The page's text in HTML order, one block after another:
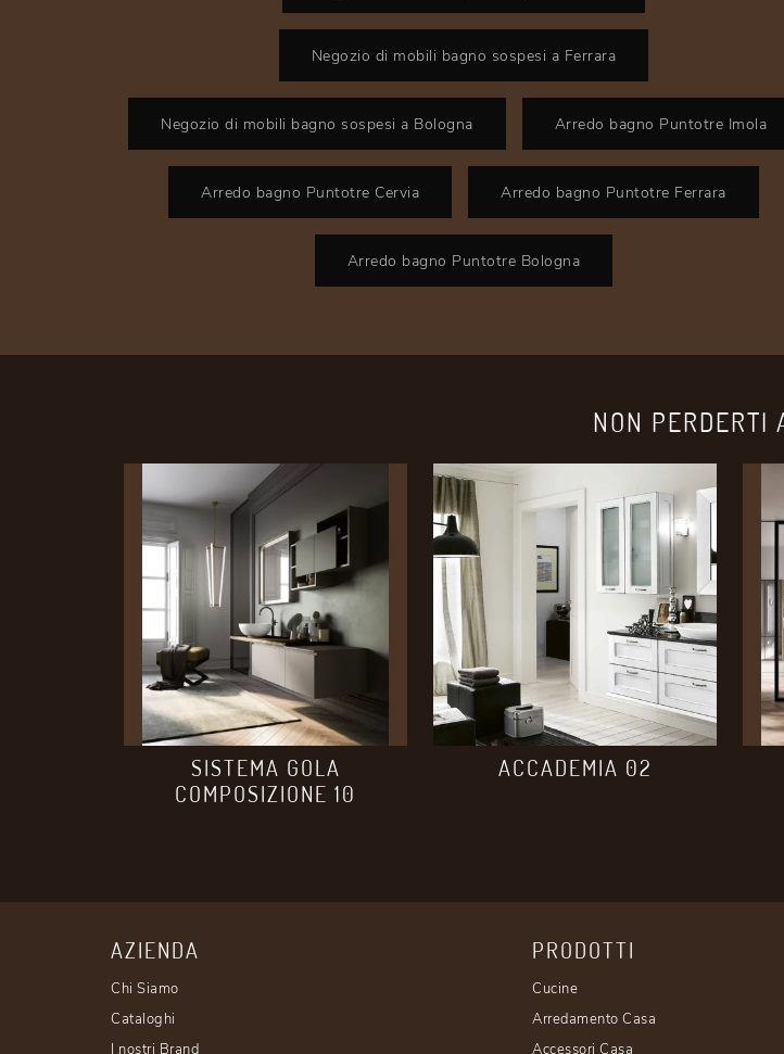
Negozio di mobili bagno sospesi a Ferrara
Negozio di mobili bagno sospesi a Bologna Arredo bagno Puntotre Imola
Arredo bagno Puntotre Cervia Arredo bagno Puntotre Ferrara
Arredo bagno Puntotre Bologna
NON PERDERTI
SISTEMA GOLA
COMPOSIZIONE 10
ACCADEMIA 02
AZIENDA
Chi Siamo
Cataloghi
I nostri Brand
PRODOTTI
Cucine
Arredamento Casa
Accessori Casa